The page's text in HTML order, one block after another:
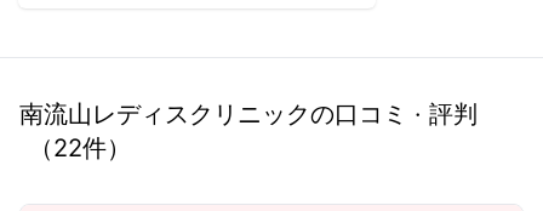
南流山レディスクリニックの口コミ · 評判
（22件）